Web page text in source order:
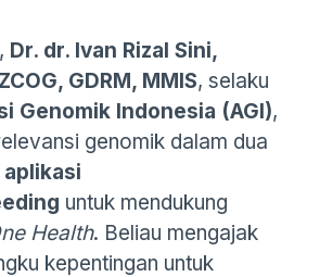
Dr. dr. Ivan Rizal Sini,
GDRM, MMIS, selaku
Genomik Indonesia (AGI),
genomik dalam dua
aplikasi
untuk mendukung
Health. Beliau mengajak
kepentingan untuk